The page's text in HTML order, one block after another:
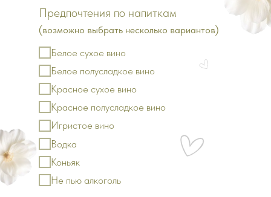
Предпочтения по напиткам
(возможно выбрать несколько вариантов)
Белое сухое вино
Белое полусладкое вино
Красное сухое вино
Красное полусладкое вино
Игристое вино
Водка
Коньяк
Не пью алкоголь